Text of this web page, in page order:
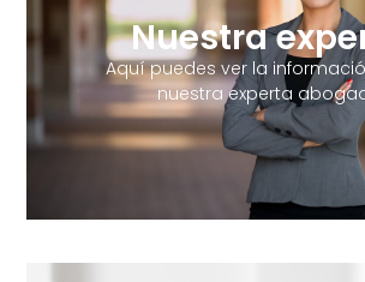
Nuestra
Aquí puedes ver la
nuestra experta